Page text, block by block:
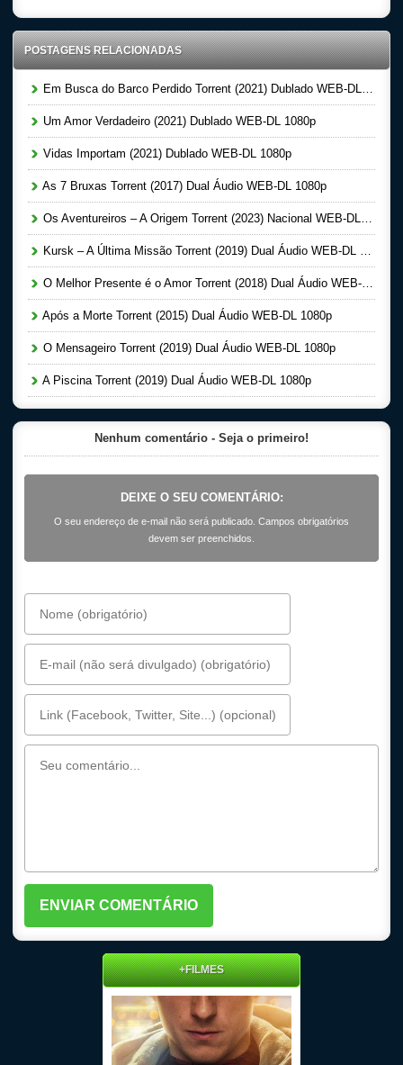
POSTAGENS RELACIONADAS
Em Busca do Barco Perdido Torrent (2021) Dublado WEB-DL 1080p
Um Amor Verdadeiro (2021) Dublado WEB-DL 1080p
Vidas Importam (2021) Dublado WEB-DL 1080p
As 7 Bruxas Torrent (2017) Dual Áudio WEB-DL 1080p
Os Aventureiros – A Origem Torrent (2023) Nacional WEB-DL 1080p
Kursk – A Última Missão Torrent (2019) Dual Áudio WEB-DL 1080p
O Melhor Presente é o Amor Torrent (2018) Dual Áudio WEB-DL 1080p
Após a Morte Torrent (2015) Dual Áudio WEB-DL 1080p
O Mensageiro Torrent (2019) Dual Áudio WEB-DL 1080p
A Piscina Torrent (2019) Dual Áudio WEB-DL 1080p
Nenhum comentário - Seja o primeiro!
DEIXE O SEU COMENTÁRIO:
O seu endereço de e-mail não será publicado. Campos obrigatórios
devem ser preenchidos.
+FILMES